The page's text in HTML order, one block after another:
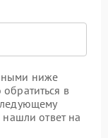
ниже
в
ответ на